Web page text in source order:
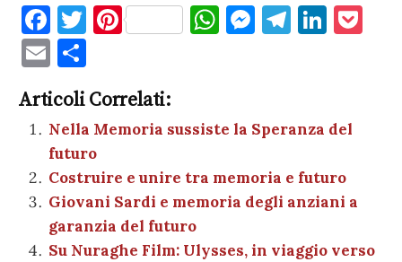
F
a
c
e
b
o
o
k
T
te
r
Pi
es
t
W
A
p
M
g
er
T
a
m
Li
dI
E
m
ai
l
n
di
vi
di
Articoli Correlati:
Nella Memoria sussiste la Speranza del
futuro
Costruire e unire tra memoria e futuro
Giovani Sardi e memoria degli anziani a
garanzia del futuro
Su Nuraghe Film: Ulysses, in viaggio verso